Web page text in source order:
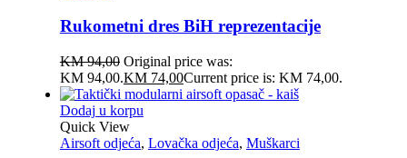
Rukometni dres BiH reprezentacije
KM94,00 Original price was:
KM 94,00.KM74,00Current price is: KM 74,00.
Dodaj u korpu
Quick View
Airsoft odjeća, Lovačka odjeća, Muškarci